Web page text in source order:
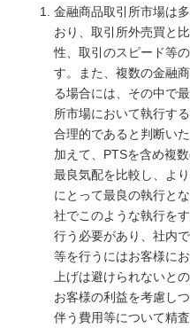
金融商品取引所市場は
おり、取引所外売買と
性、取引のスピード等
す。また、複数の金融
る場合には、その中で
所市場において執行す
合理的であると判断いた
加えて、PTSを含め複
最良気配を比較し、よ
にとって最良の執行と
社でこのような執行を
行う必要があり、社内
等を行うにはお客様に
上げは避けられないと
お客様の利益を考慮し
伴う費用等について精